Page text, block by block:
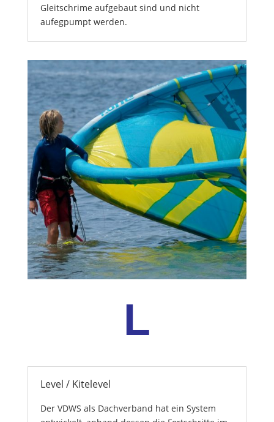
Gleitschrime aufgebaut sind und nicht
aufegpumpt werden.
L
Level / Kitelevel
Der VDWS als Dachverband hat ein System